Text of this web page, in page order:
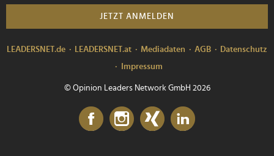
JETZT ANMELDEN
LEADERSNET.de LEADERSNET.at Mediadaten AGB
Datenschutz
Impressum
© Opinion Leaders Network GmbH 2026